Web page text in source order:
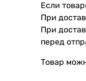
Если
При
При
перед
Товар